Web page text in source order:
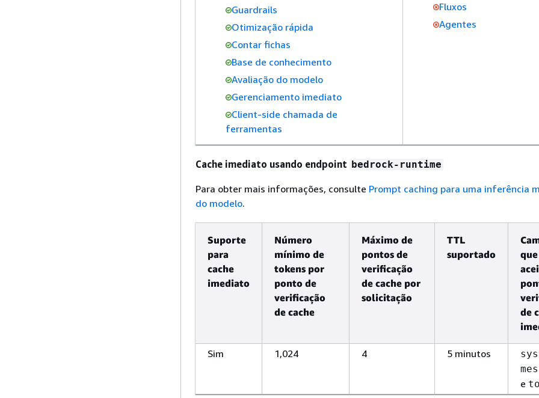
Guardrails
Otimização rápida
Contar fichas
Base de conhecimento
Avaliação do modelo
Gerenciamento imediato
Client-side chamada de
ferramentas
Fluxos
Agentes
Cache imediato usando endpoint bedrock-runtime
Para obter mais informações, consulte Prompt caching para uma inferência
do modelo.
Suporte
para
cache
imediato
Número
mínimo de
tokens por
ponto de
verificação
de cache
Máximo de
pontos de
verificação
de cache por
solicitação
TTL
suportado
que
de
Sim 1,024 4 5 minutos
e